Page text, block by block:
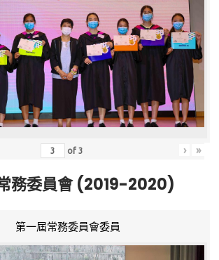
of3 › »
務委員會 (2019-2020)
第一屆常務委員會委員